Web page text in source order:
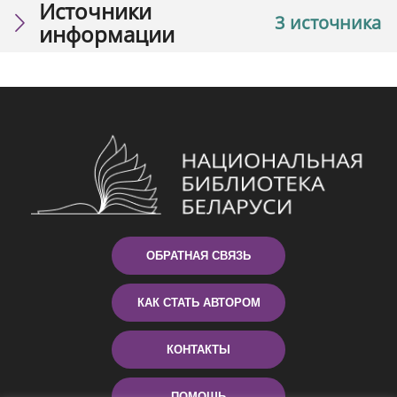
3 источника
Источники
информации
ОБРАТНАЯ СВЯЗЬ
КАК СТАТЬ АВТОРОМ
КОНТАКТЫ